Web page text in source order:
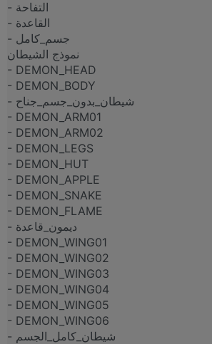
- التفاحة
- القاعدة
- جسم_كامل
نموذج الشيطان
- DEMON_HEAD
- DEMON_BODY
- شيطان_بدون_جسم_جناح
- DEMON_ARM01
- DEMON_ARM02
- DEMON_LEGS
- DEMON_HUT
- DEMON_APPLE
- DEMON_SNAKE
- DEMON_FLAME
- ديمون_قاعدة
- DEMON_WING01
- DEMON_WING02
- DEMON_WING03
- DEMON_WING04
- DEMON_WING05
- DEMON_WING06
- شيطان_كامل_الجسم